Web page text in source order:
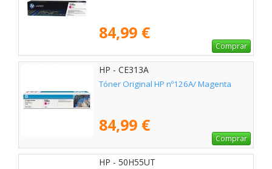
84,99 €
Comprar
HP - CE313A
Tóner Original HP nº126A/ Magenta
84,99 €
Comprar
HP - 50H55UT